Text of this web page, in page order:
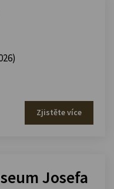
Zjistěte více
Josefa